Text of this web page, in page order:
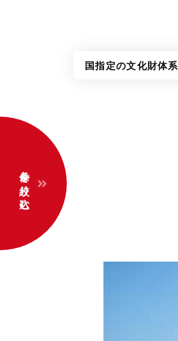
国指定の文化財体系
条件を絞り込む